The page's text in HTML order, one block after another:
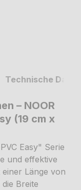
Technische Daten
– NOOR
(19 cm x
Easy" Serie
und effektive
Länge von
Breite